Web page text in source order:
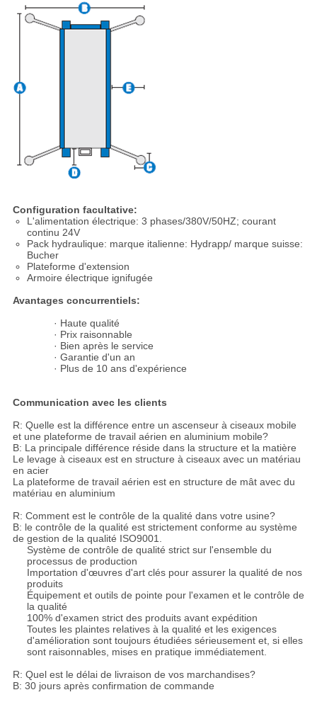
Configuration facultative:
L'alimentation électrique: 3 phases/380V/50HZ; courant
continu 24V
Pack hydraulique: marque italienne: Hydrapp/ marque suisse:
Bucher
Plateforme d'extension
Armoire électrique ignifugée
Avantages concurrentiels:
· Haute qualité
· Prix raisonnable
· Bien après le service
· Garantie d'un an
· Plus de 10 ans d'expérience
Communication avec les clients
R: Quelle est la différence entre un ascenseur à ciseaux mobile
et une plateforme de travail aérien en aluminium mobile?
B: La principale différence réside dans la structure et la matière
Le levage à ciseaux est en structure à ciseaux avec un matériau
en acier
La plateforme de travail aérien est en structure de mât avec du
matériau en aluminium
R: Comment est le contrôle de la qualité dans votre usine?
B: le contrôle de la qualité est strictement conforme au système
de gestion de la qualité ISO9001.
Système de contrôle de qualité strict sur l'ensemble du
processus de production
Importation d'œuvres d'art clés pour assurer la qualité de nos
produits
Équipement et outils de pointe pour l'examen et le contrôle de
la qualité
100% d'examen strict des produits avant expédition
Toutes les plaintes relatives à la qualité et les exigences
d'amélioration sont toujours étudiées sérieusement et, si elles
sont raisonnables, mises en pratique immédiatement.
R: Quel est le délai de livraison de vos marchandises?
B: 30 jours après confirmation de commande